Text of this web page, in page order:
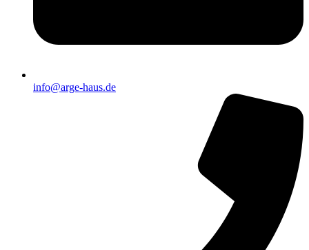
info@arge-haus.de